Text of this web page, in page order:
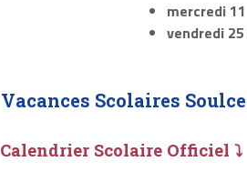
mercredi
vendredi
Vacances Scolaires
Calendrier Scolaire Officiel ⤵